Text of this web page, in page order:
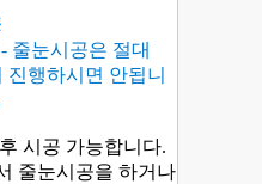
줄눈시공은 절대
행하시면 안됩니
시공 가능합니다.
줄눈시공을 하거나